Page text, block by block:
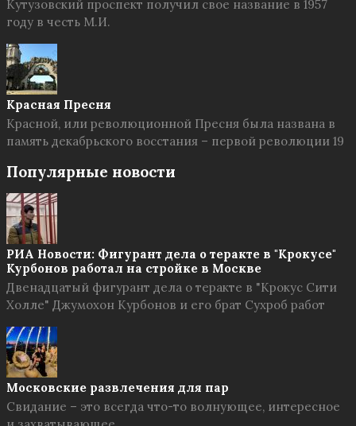
Кутузовский проспект получил свое название в 1957
году в честь М.И.
Красная Пресня
Красной, или революционной Пресня была названа в
память декабрьского восстания – первой революции 19
Популярные новости
РИА Новости: Фигурант дела о теракте в "Крокусе"
Курбонов работал на стройке в Москве
Двенадцатый фигурант дела о теракте в "Крокус Сити
Холле" Джумохон Курбонов и его брат Сухроб работ
Московские развлечения для пар
Свидание – это всегда что-то волнующее, интересное